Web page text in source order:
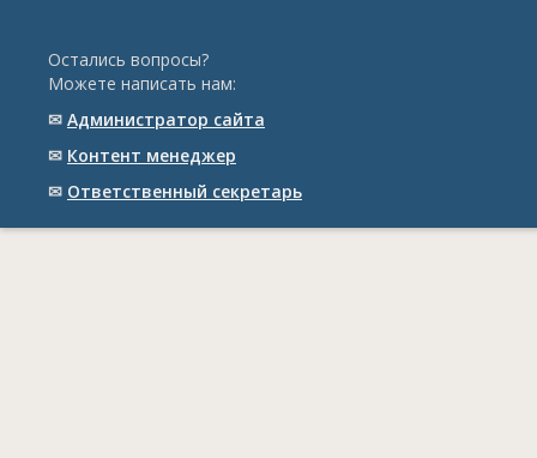
Остались вопросы?
Можете написать нам:
✉ Администратор сайта
✉ Контент менеджер
✉ Ответственный cекретарь